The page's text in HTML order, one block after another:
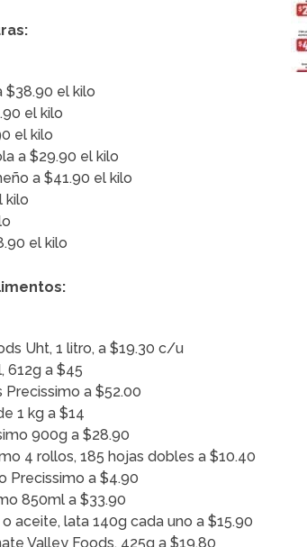
$38.90 el kilo
el kilo
el kilo
a $29.90 el kilo
a $41.90 el kilo
kilo
el kilo
Uht, 1 litro, a $19.30 c/u
612g a $45
a $52.00
1 kg a $14
900g a $28.90
4 rollos, 185 hojas dobles a $10.40
Precissimo a $4.90
850ml a $33.90
aceite, lata 140g cada uno a $15.90
Valley Foods, 425g a $19.80